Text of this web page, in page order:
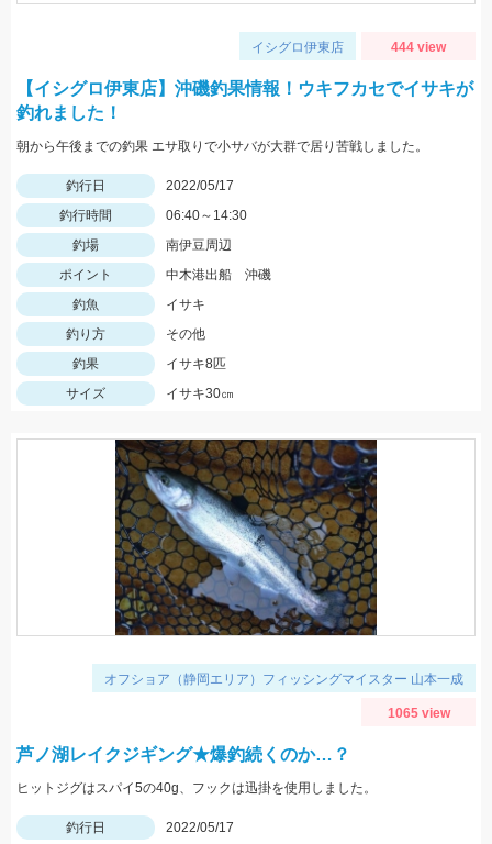
イシグロ伊東店 444 view
【イシグロ伊東店】沖磯釣果情報！ウキフカセでイサキが
釣れました！
朝から午後までの釣果 エサ取りで小サバが大群で居り苦戦しました。
釣行日
2022/05/17
釣行時間
06:40～14:30
釣場
南伊豆周辺
ポイント
中木港出船 沖磯
釣魚
イサキ
釣り方
その他
釣果
イサキ8匹
サイズ
イサキ30㎝
オフショア（静岡エリア）フィッシングマイスター 山本一成
1065 view
芦ノ湖レイクジギング★爆釣続くのか…？
ヒットジグはスパイ5の40g、フックは迅掛を使用しました。
釣行日 2022/05/17